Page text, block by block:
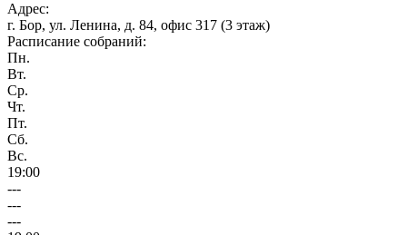
Адрес:
г. Бор, ул. Ленина, д. 84, офис 317 (3 этаж)
Расписание собраний:
Пн.
Вт.
Ср.
Чт.
Пт.
Сб.
Вс.
19:00
---
---
---